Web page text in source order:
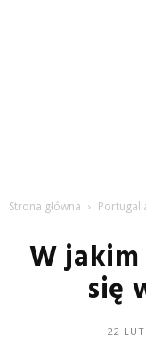
Strona główna
W
się
22